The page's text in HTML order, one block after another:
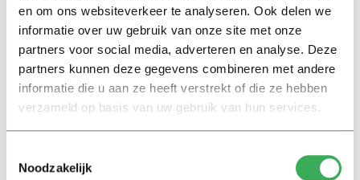
en om ons websiteverkeer te analyseren. Ook delen we
informatie over uw gebruik van onze site met onze
partners voor social media, adverteren en analyse. Deze
partners kunnen deze gegevens combineren met andere
informatie die u aan ze heeft verstrekt of die ze hebben
verzameld op basis van uw gebruik van hun services.
Noodzakelijk
Lees ook
Marion Koopmans over online